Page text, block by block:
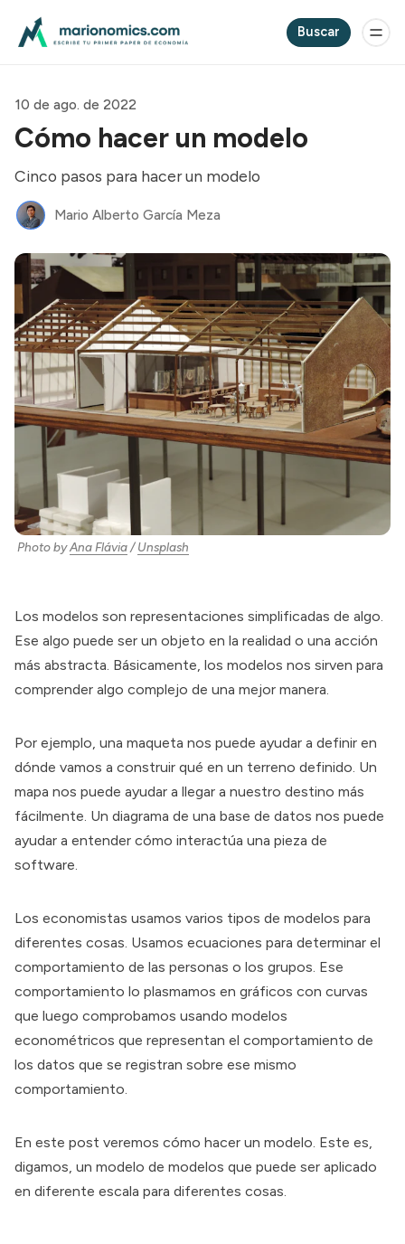
Buscar
10 de ago. de 2022
Cómo hacer un modelo
Cinco pasos para hacer un modelo
Mario Alberto García Meza
Photo byAna Flávia/Unsplash
Los modelos son representaciones simplificadas de algo.
Ese algo puede ser un objeto en la realidad o una acción
más abstracta. Básicamente, los modelos nos sirven para
comprender algo complejo de una mejor manera.
Por ejemplo, una maqueta nos puede ayudar a definir en
dónde vamos a construir qué en un terreno definido. Un
mapa nos puede ayudar a llegar a nuestro destino más
fácilmente. Un diagrama de una base de datos nos puede
ayudar a entender cómo interactúa una pieza de
software.
Los economistas usamos varios tipos de modelos para
diferentes cosas. Usamos ecuaciones para determinar el
comportamiento de las personas o los grupos. Ese
comportamiento lo plasmamos en gráficos con curvas
que luego comprobamos usando modelos
econométricos que representan el comportamiento de
los datos que se registran sobre ese mismo
comportamiento.
En este post veremos cómo hacer un modelo. Este es,
digamos, un modelo de modelos que puede ser aplicado
en diferente escala para diferentes cosas.